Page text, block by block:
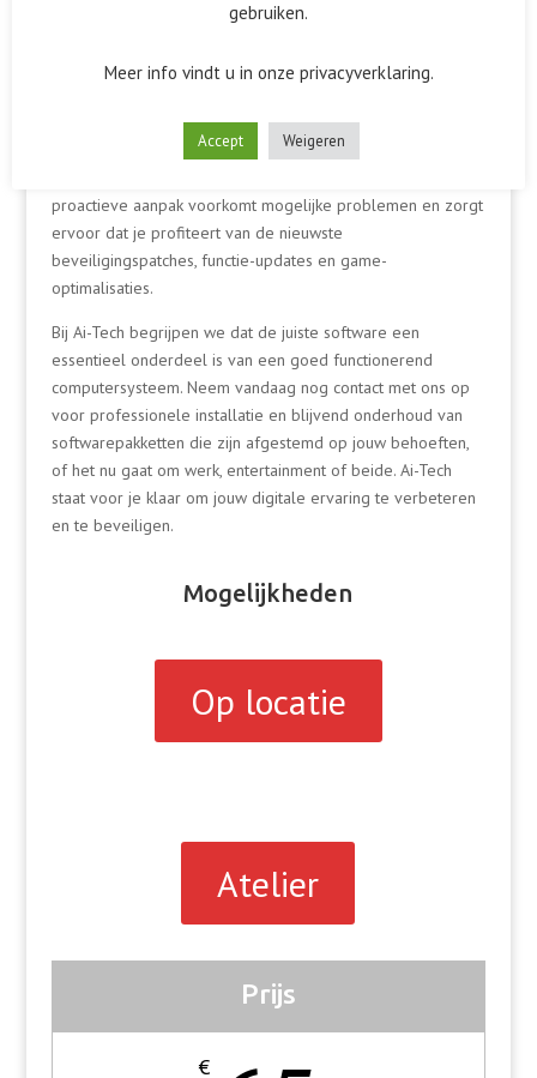
Optimale Prestaties
Na de installatie blijven we beschikbaar voor regelmatig
onderhoud en updates om ervoor te zorgen dat jouw
proactieve aanpak voorkomt mogelijke problemen en zorgt
ervoor dat je profiteert van de nieuwste
beveiligingspatches, functie-updates en game-
optimalisaties.
Bij Ai-Tech begrijpen we dat de juiste software een
essentieel onderdeel is van een goed functionerend
computersysteem. Neem vandaag nog contact met ons op
voor professionele installatie en blijvend onderhoud van
softwarepakketten die zijn afgestemd op jouw behoeften,
of het nu gaat om werk, entertainment of beide. Ai-Tech
staat voor je klaar om jouw digitale ervaring te verbeteren
en te beveiligen.
Mogelijkheden
Op locatie
Atelier
Prijs
€
gebruiken.
Meer info vindt u in onze privacyverklaring.
Accept Weigeren